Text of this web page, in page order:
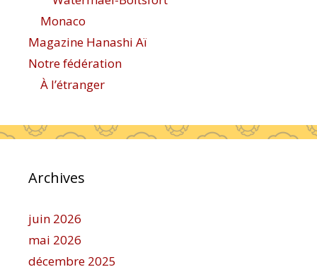
Monaco
Magazine Hanashi Aï
Notre fédération
À l’étranger
Archives
juin 2026
mai 2026
décembre 2025